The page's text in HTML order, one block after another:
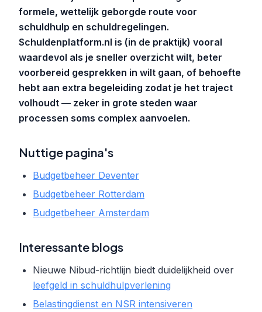
formele, wettelijk geborgde route voor
schuldhulp en schuldregelingen.
Schuldenplatform.nl is (in de praktijk) vooral
waardevol als je sneller overzicht wilt, beter
voorbereid gesprekken in wilt gaan, of behoefte
hebt aan extra begeleiding zodat je het traject
volhoudt — zeker in grote steden waar
processen soms complex aanvoelen.
Nuttige pagina's
Budgetbeheer Deventer
Budgetbeheer Rotterdam
Budgetbeheer Amsterdam
Interessante blogs
Nieuwe Nibud-richtlijn biedt duidelijkheid over
leefgeld in schuldhulpverlening
Belastingdienst en NSR intensiveren